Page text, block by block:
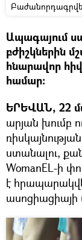
Ապագայում
բժիշկներին
հնարավոր
համար։
ԵՐԵՎԱՆ, 22
արյան խումբ
ստանալու,
WomanEL-ի
է
ասոցիացիայի